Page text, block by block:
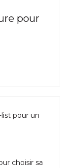
pour
list pour un
choisir sa